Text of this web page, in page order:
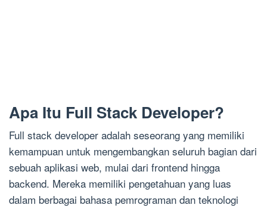
Apa Itu Full Stack Developer?
Full stack developer adalah seseorang yang memiliki
kemampuan untuk mengembangkan seluruh bagian dari
sebuah aplikasi web, mulai dari frontend hingga
backend. Mereka memiliki pengetahuan yang luas
dalam berbagai bahasa pemrograman dan teknologi